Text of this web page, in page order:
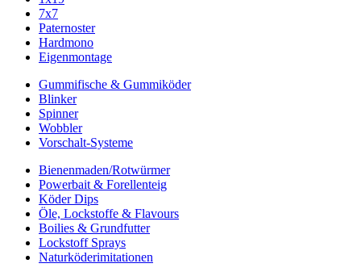
7x7
Paternoster
Hardmono
Eigenmontage
Gummifische & Gummiköder
Blinker
Spinner
Wobbler
Vorschalt-Systeme
Bienenmaden/Rotwürmer
Powerbait & Forellenteig
Köder Dips
Öle, Lockstoffe & Flavours
Boilies & Grundfutter
Lockstoff Sprays
Naturköderimitationen